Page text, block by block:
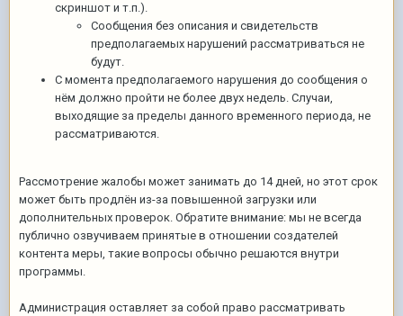
скриншот и т.п.).
Сообщения без описания и свидетельств
предполагаемых нарушений рассматриваться не
будут.
С момента предполагаемого нарушения до сообщения о
нём должно пройти не более двух недель. Случаи,
выходящие за пределы данного временного периода, не
рассматриваются.
Рассмотрение жалобы может занимать до 14 дней, но этот срок
может быть продлён из-за повышенной загрузки или
дополнительных проверок. Обратите внимание: мы не всегда
публично озвучиваем принятые в отношении создателей
контента меры, такие вопросы обычно решаются внутри
программы.
Администрация оставляет за собой право рассматривать